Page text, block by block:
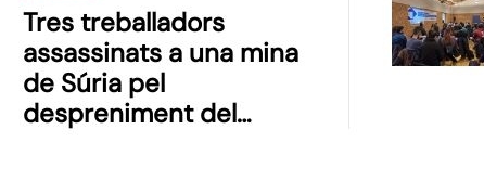
Tres treballadors
assassinats a una mina
de Súria pel
despreniment del